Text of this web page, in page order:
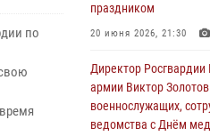
по
праздником
20 июня 2026, 21:30
Директор Росгвардии
армии Виктор
военнослужащих,
ведомства с Днём